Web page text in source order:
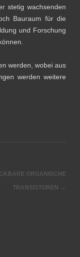
stetig wachsenden
Bauraum für die
und Forschung
werden, wobei aus
werden weitere
ORGANISCHE
TRANSISTOREN →